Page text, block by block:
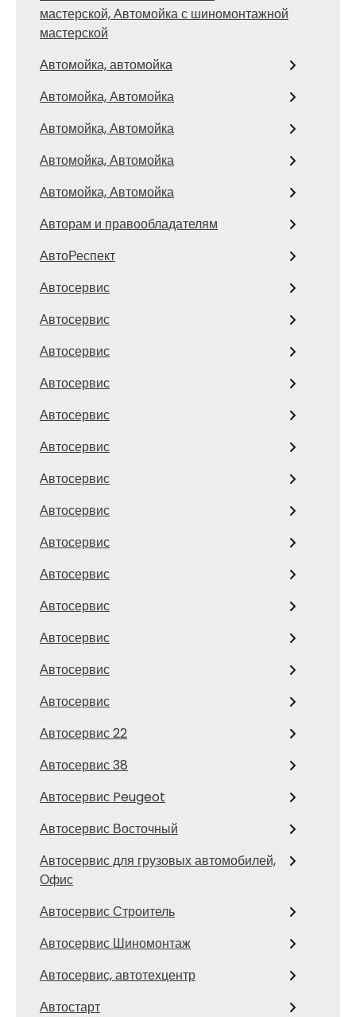
мастерской, Автомойка с шиномонтажной
мастерской
Автомойка, автомойка
Автомойка, Автомойка
Автомойка, Автомойка
Автомойка, Автомойка
Автомойка, Автомойка
Авторам и правообладателям
АвтоРеспект
Автосервис
Автосервис
Автосервис
Автосервис
Автосервис
Автосервис
Автосервис
Автосервис
Автосервис
Автосервис
Автосервис
Автосервис
Автосервис
Автосервис
Автосервис 22
Автосервис 38
Автосервис Peugeot
Автосервис Восточный
Автосервис для грузовых автомобилей,
Офис
Автосервис Строитель
Автосервис Шиномонтаж
Автосервис, автотехцентр
Автостарт